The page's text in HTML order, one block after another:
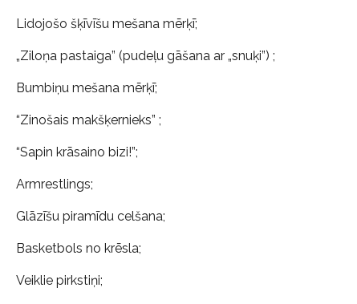
Lidojošo šķīvīšu mešana mērķī;
„Ziloņa pastaiga” (pudeļu gāšana ar „snuķi”) ;
Bumbiņu mešana mērķī;
“Zinošais makšķernieks” ;
“Sapin krāsaino bizi!”;
Armrestlings;
Glāzīšu piramīdu celšana;
Basketbols no krēsla;
Veiklie pirkstiņi;